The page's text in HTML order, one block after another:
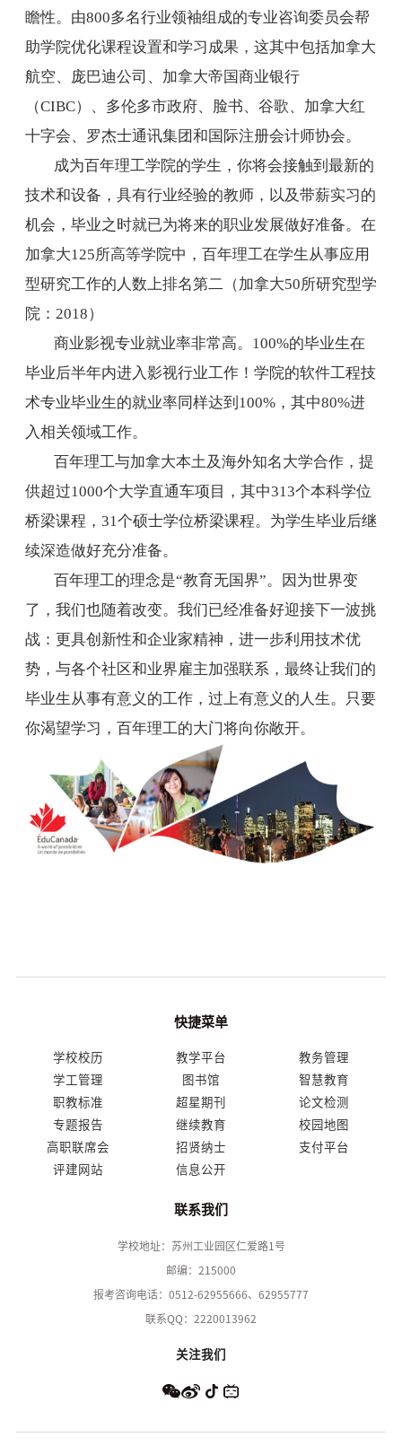
瞻性。由800多名行业领袖组成的专业咨询委员会帮
助学院优化课程设置和学习成果，这其中包括加拿大
航空、庞巴迪公司、加拿大帝国商业银行
（CIBC）、多伦多市政府、脸书、谷歌、加拿大红
十字会、罗杰士通讯集团和国际注册会计师协会。
成为百年理工学院的学生，你将会接触到最新的
技术和设备，具有行业经验的教师，以及带薪实习的
机会，毕业之时就已为将来的职业发展做好准备。在
加拿大125所高等学院中，百年理工在学生从事应用
型研究工作的人数上排名第二（加拿大50所研究型学
院： 2018）
商业影视专业就业率非常高。 100%的毕业生在
毕业后半年内进入影视行业工作！学院的软件工程技
术专业毕业生的就业率同样达到 100%，其中80%进
入相关领域工作。
百年理工与加拿大本土及海外知名大学合作，提
供超过1000个大学直通车项目，其中313个本科学位
桥梁课程， 31个硕士学位桥梁课程。为学生毕业后继
续深造做好充分准备。
百年理工的理念是“教育无国界”。因为世界变
了，我们也随着改变。我们已经准备好迎接下一波挑
战：更具创新性和企业家精神，进一步利用技术优
势，与各个社区和业界雇主加强联系，最终让我们的
毕业生从事有意义的工作，过上有意义的人生。只要
你渴望学习，百年理工的大门将向你敞开。
快捷菜单
学校校历 教学平台
教务管理
学工管理
图书馆
智慧教育
职教标准
超星期刊
论文检测
专题报告
继续教育
校园地图
高职联席会
招贤纳士
支付平台
评建网站
信息公开
联系我们
学校地址：苏州工业园区仁爱路1号
邮编：215000
报考咨询电话：0512-62955666、62955777
联系QQ：2220013962
关注我们